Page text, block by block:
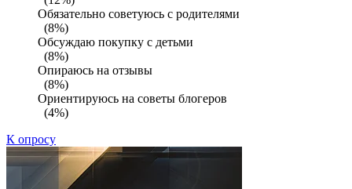
Обязательно советуюсь с родителями
(8%)
Обсуждаю покупку с детьми
(8%)
Опираюсь на отзывы
(8%)
Ориентируюсь на советы блогеров
(4%)
К опросу